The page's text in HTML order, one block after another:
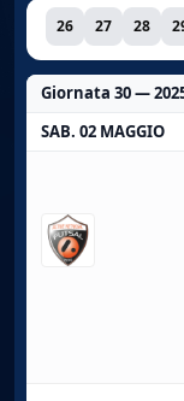
26 27 28
Giornata 30 —
SAB. 02 MAGGIO